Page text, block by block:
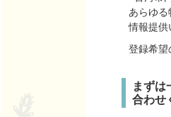
あらゆ
情報提供
登録希
まずは
合わせ